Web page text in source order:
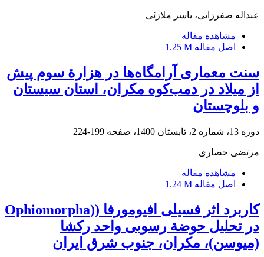
عبداله صفرزایی، یاسر ملازئی
مشاهده مقاله
اصل مقاله 1.25 M
سنت معماری آرامگاه‌ها در هزارة سوم پیش
از میلاد در دمب‌کوه مکران، استان سیستان
و بلوچستان
دوره 13، شماره 2، تابستان 1400، صفحه 199-224
مرتضی حصاری
مشاهده مقاله
اصل مقاله 1.24 M
کاربرد اثر فسیلی افیومورفا ((Ophiomorpha
در تحلیل حوضة رسوبی واحد رکشا
(میوسن)، مکران، جنوب شرق ایران